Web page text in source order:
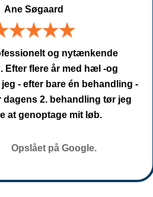
Ane Søgaard
og nytænkende
Efter flere år med hæl -og
- efter bare én behandling -
dagens 2. behandling tør jeg
at genoptage mit løb.
Opslået på Google.